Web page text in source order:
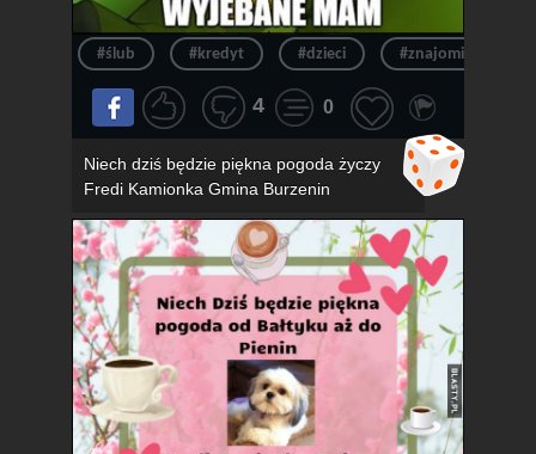
#ślub #kredyt #dzieci #znajomi
4 0
Niech dziś będzie piękna pogoda życzy
Fredi Kamionka Gmina Burzenin